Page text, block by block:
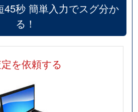
45秒 簡単入力でスグ分か
る！
を依頼する